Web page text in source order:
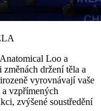
Loo a
držení těla a
vyrovnávají vaše
vzpřímených
zvýšené soustředění